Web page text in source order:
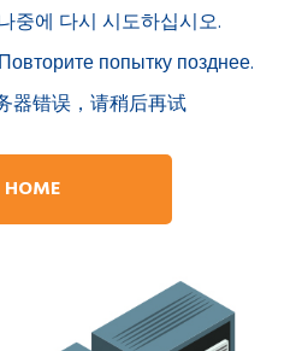
중에 다시 시도하십시오.
попытку позднее.
器错误，请稍后再试
HOME